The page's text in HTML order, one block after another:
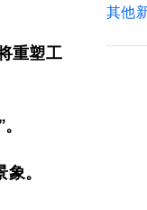
重塑工
。
其他